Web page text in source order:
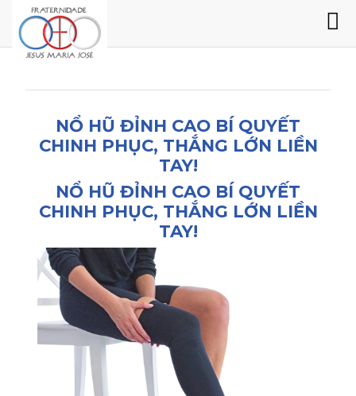
NỔ HŨ ĐỈNH CAO BÍ QUYẾT
CHINH PHỤC, THẮNG LỚN LIỀN
TAY!
NỔ HŨ ĐỈNH CAO BÍ QUYẾT
CHINH PHỤC, THẮNG LỚN LIỀN
TAY!